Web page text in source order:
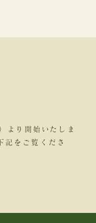
より開始いたしま
記をご覧くださ